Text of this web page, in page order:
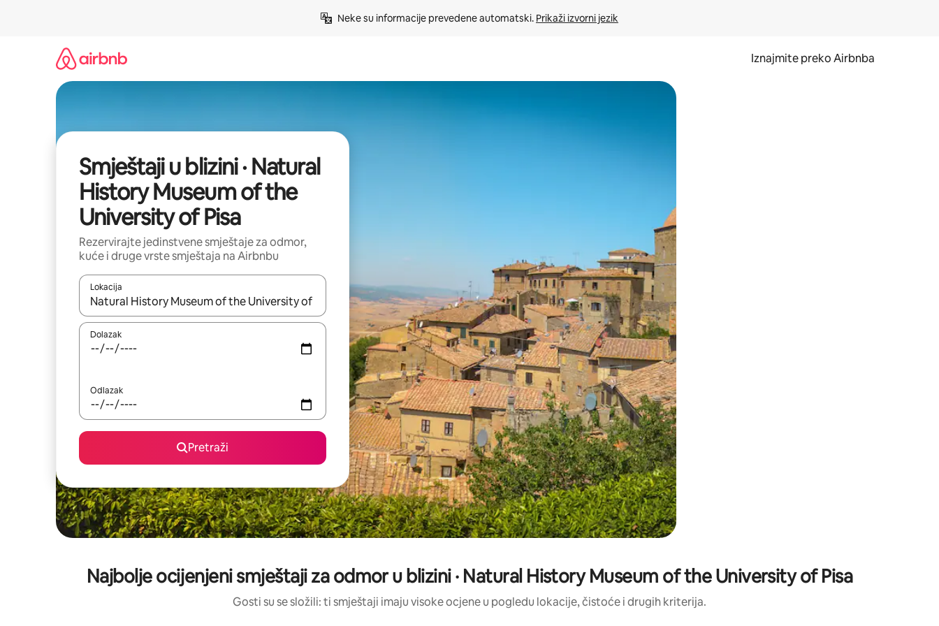
Neke su informacije prevedene automatski. Prikaži izvorni jezik
Iznajmite preko Airbnba
Smještaji u blizini · Natural
History Museum of the
University of Pisa
Rezervirajte jedinstvene smještaje za odmor,
kuće i druge vrste smještaja na Airbnbu
Lokacija
Kada budu dostupni rezultati, moći ćete ih pregledati koristeći se strelicama prema gore i prema dolje, kao i dodirom ili prelaskom prstom po zaslonu.
Dolazak
Odlazak
Pretraži
Najbolje ocijenjeni smještaji za odmor u blizini · Natural History Museum of the University of Pisa
Gosti su se složili: ti smještaji imaju visoke ocjene u pogledu lokacije, čistoće i drugih kriterija.